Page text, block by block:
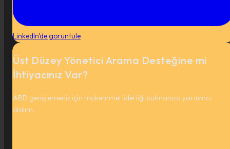
LinkedIn'de görüntüle
Üst Düzey Yönetici Arama Desteğine mi
İhtiyacınız Var?
ABD genişlemeniz için mükemmel liderliği bulmanıza yardımcı
olalım.